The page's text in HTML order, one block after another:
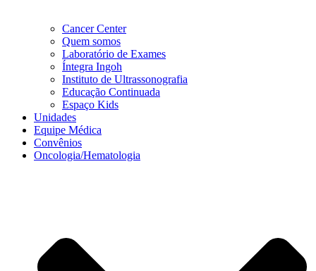
Cancer Center
Quem somos
Laboratório de Exames
Íntegra Ingoh
Instituto de Ultrassonografia
Educação Continuada
Espaço Kids
Unidades
Equipe Médica
Convênios
Oncologia/Hematologia